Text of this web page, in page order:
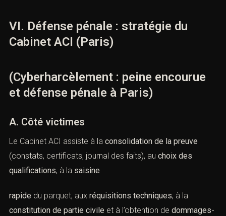
VI. Défense pénale : stratégie du
Cabinet ACI (Paris)
(Cyberharcèlement : peine encourue
et défense pénale à Paris)
A. Côté victimes
Le Cabinet ACI assiste à la consolidation de la preuve
(constats, certificats, journal des faits), au choix des
qualifications, à la saisine
rapide du parquet, aux réquisitions techniques, à la
constitution de partie civile et à l’obtention de dommages-